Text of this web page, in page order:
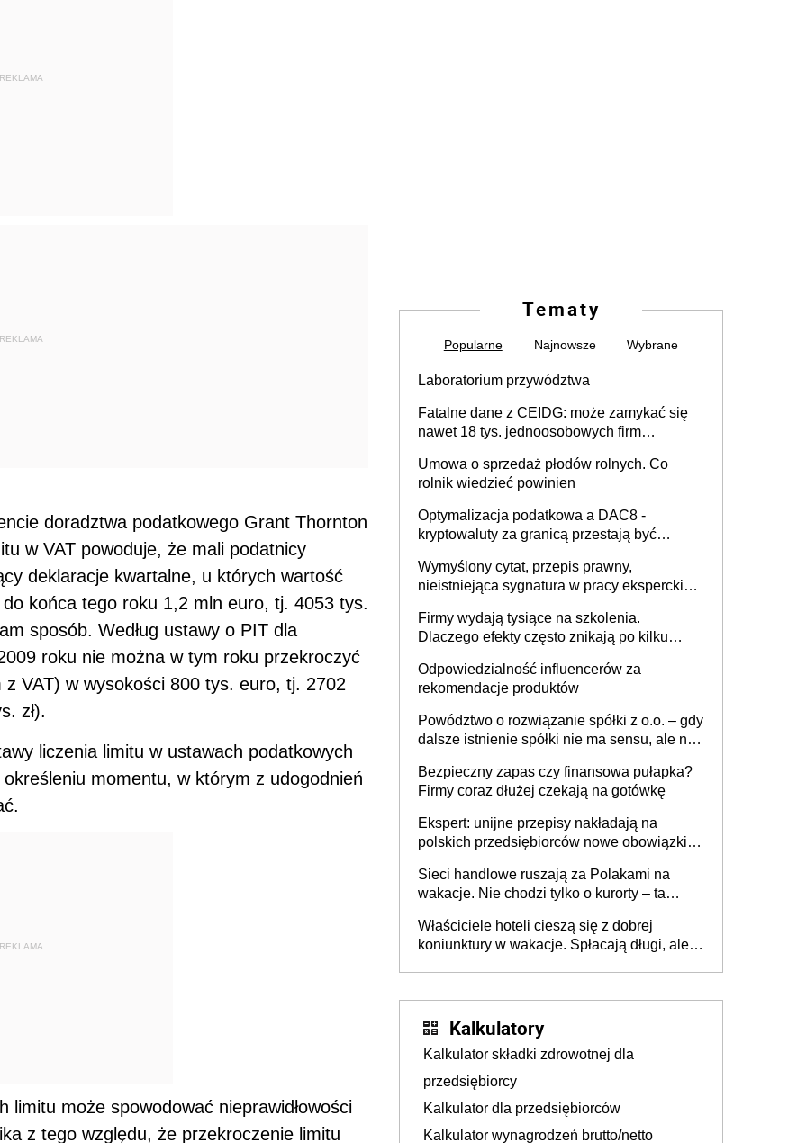
REKLAMA
REKLAMA
doradztwa podatkowego Grant Thornton
w VAT powoduje, że mali podatnicy
deklaracje kwartalne, u których wartość
końca tego roku 1,2 mln euro, tj. 4053 tys.
sposób. Według ustawy o PIT dla
roku nie można w tym roku przekroczyć
VAT) w wysokości 800 tys. euro, tj. 2702
zł).
liczenia limitu w ustawach podatkowych
momentu, w którym z udogodnień
REKLAMA
może spowodować nieprawidłowości
z tego względu, że przekroczenie limitu
Tematy
Popularne Najnowsze Wybrane
Laboratorium przywództwa
Fatalne dane z CEIDG: może zamykać się
nawet 18 tys. jednoosobowych firm
Umowa o sprzedaż płodów rolnych. Co
rolnik wiedzieć powinien
Optymalizacja podatkowa a DAC8 -
kryptowaluty za granicą przestają być
Wymyślony cytat, przepis prawny,
nieistniejąca sygnatura w pracy eksperckiej -
firmie
Firmy wydają tysiące na szkolenia.
Dlaczego efekty często znikają po kilku
Odpowiedzialność influencerów za
rekomendacje produktów
Powództwo o rozwiązanie spółki z o.o. – gdy
dalsze istnienie spółki nie ma sensu, ale nie
Bezpieczny zapas czy finansowa pułapka?
Firmy coraz dłużej czekają na gotówkę
Ekspert: unijne przepisy nakładają na
polskich przedsiębiorców nowe obowiązki w
Sieci handlowe ruszają za Polakami na
wakacje. Nie chodzi tylko o kurorty – ta
tam, gdzie wielu spędzi urlop po cichu
Właściciele hoteli cieszą się z dobrej
koniunktury w wakacje. Spłacają długi, ale
Kalkulatory
Kalkulator składki zdrowotnej dla
przedsiębiorcy
Kalkulator dla przedsiębiorców
Kalkulator wynagrodzeń brutto/netto